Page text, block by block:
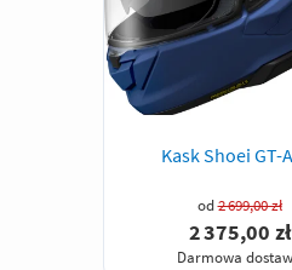
Kask Shoei GT-
od2 699,00 zł
2 375,00 zł
Darmowa